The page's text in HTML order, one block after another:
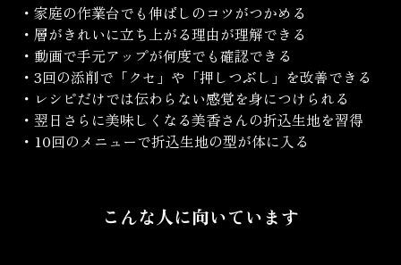
・家庭の作業台でも伸ばしのコツがつかめる
・層がきれいに立ち上がる理由が理解できる
・動画で手元アップが何度でも確認できる
・3回の添削で「クセ」や「押しつぶし」を改善できる
・レシピだけでは伝わらない感覚を身につけられる
・翌日さらに美味しくなる美香さんの折込生地を習得
・10回のメニューで折込生地の型が体に入る
こんな人に向いています